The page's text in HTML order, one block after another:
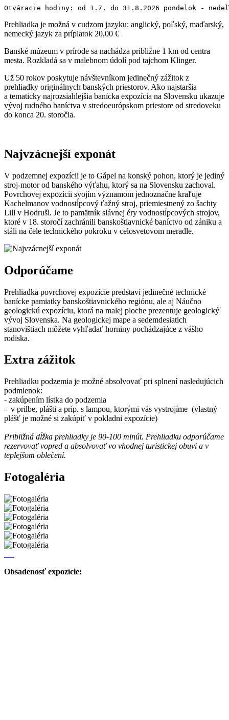
Otváracie hodiny: od 1.7. do 31.8.2026 pondelok -
Prehliadka je možná v cudzom jazyku: anglický, poľský, maďarský,
nemecký jazyk za príplatok 20,00 €
Banské múzeum v prírode sa nachádza približne 1 km od centra
mesta. Rozkladá sa v malebnom údolí pod tajchom Klinger.
Už 50 rokov poskytuje návštevníkom jedinečný zážitok z
prehliadky originálnych banských priestorov. Ako najstaršia
a tematicky najrozsiahlejšia banícka expozícia na Slovensku ukazuje
vývoj rudného baníctva v stredoeurópskom priestore od stredoveku
do konca 20. storočia.
Najvzácnejší exponát
V podzemnej expozícii je to Gápel na konský pohon, ktorý je jediný
stroj-motor od banského výťahu, ktorý sa na Slovensku zachoval.
Povrchovej expozícii svojím významom jednoznačne kraľuje
Kachelmanov vodnostĺpcový ťažný stroj, priemiestnený zo šachty
Lill v Hodruši. Je to pamätník slávnej éry vodnostĺpcových strojov,
ktoré v 18. storočí zachránili banskoštiavnické baníctvo od zániku a
stáli na čele technického pokroku v celosvetovom meradle.
Odporúčame
Prehliadka povrchovej expozície predstaví jedinečné technické
banícke pamiatky banskoštiavnického regiónu, ale aj Náučno
geologickú expozíciu, ktorá na malej ploche prezentuje geologický
vývoj Slovenska. Na geologickej mape a sedemdesiatich
stanovištiach môžete vyhľadať horniny pochádzajúce z vášho
rodiska.
Extra zážitok
Prehliadku podzemia je možné absolvovať pri splnení nasledujúcich
podmienok:
- zakúpením lístka do podzemia
- v prilbe, plášti a príp. s lampou, ktorými vás vystrojíme (vlastný
plášť je možné si zakúpiť v pokladni expozície)
Približná dĺžka prehliadky je 90-100 minút. Prehliadku odporúčame
rezervovať vopred a absolvovať vo vhodnej turistickej obuvi a v
teplejšom oblečení.
Fotogaléria
Obsadenosť expozície: